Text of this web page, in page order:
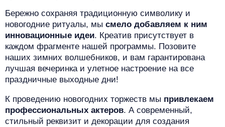
Бережно сохраняя традиционную символику и
новогодние ритуалы, мы смело добавляем к ним
инновационные идеи. Креатив присутствует в
каждом фрагменте нашей программы. Позовите
наших зимних волшебников, и вам гарантирована
лучшая вечеринка и улетное настроение на все
праздничные выходные дни!
К проведению новогодних торжеств мы привлекаем
профессиональных актеров. А современный,
стильный реквизит и декорации для создания